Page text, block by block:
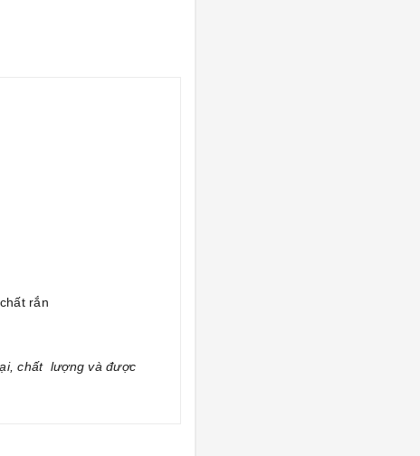
rắn
chất lượng và được